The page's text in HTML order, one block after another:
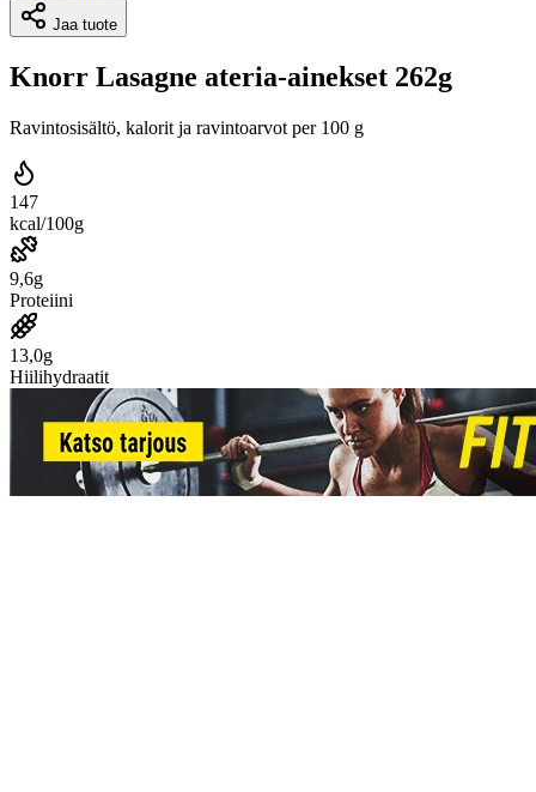
Jaa tuote
Knorr Lasagne ateria-ainekset 262g
Ravintosisältö, kalorit ja ravintoarvot per 100 g
147
kcal/100g
9,6g
Proteiini
13,0g
Hiilihydraatit